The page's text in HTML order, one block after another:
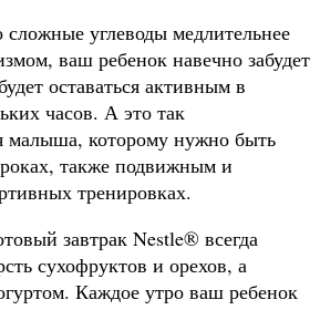
сложные углеводы медлительнее
ваш ребенок навечно забудет
оставаться активным в
часов. А это так
малыша, которому нужно быть
также подвижным и
тренировках.
завтрак Nestle® всегда
сухофруктов и орехов, а
Каждое утро ваш ребенок